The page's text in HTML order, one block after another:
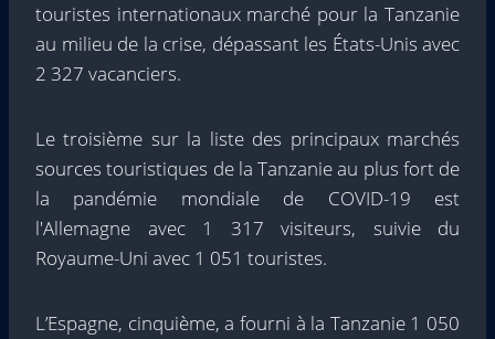
touristes internationaux marché pour la Tanzanie
au milieu de la crise, dépassant les États-Unis avec
2 327 vacanciers.
Le troisième sur la liste des principaux marchés
sources touristiques de la Tanzanie au plus fort de
la pandémie mondiale de COVID-19 est
l'Allemagne avec 1 317 visiteurs, suivie du
Royaume-Uni avec 1 051 touristes.
L’Espagne, cinquième, a fourni à la Tanzanie 1 050